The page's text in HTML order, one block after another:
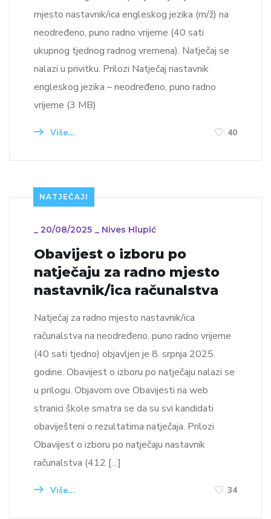
mjesto nastavnik/ica engleskog jezika (m/ž) na
neodređeno, puno radno vrijeme (40 sati
ukupnog tjednog radnog vremena). Natječaj se
nalazi u privitku. Prilozi Natječaj nastavnik
engleskog jezika – neodređeno, puno radno
vrijeme (3 MB)
Više... 40
NATJEČAJI
_ 20/08/2025 _ Nives Hlupić
Obavijest o izboru po
natječaju za radno mjesto
nastavnik/ica računalstva
Natječaj za radno mjesto nastavnik/ica
računalstva na neodređeno, puno radno vrijeme
(40 sati tjedno) objavljen je 8. srpnja 2025.
godine. Obavijest o izboru po natječaju nalazi se
u prilogu. Objavom ove Obavijesti na web
stranici škole smatra se da su svi kandidati
obaviješteni o rezultatima natječaja. Prilozi
Obavijest o izboru po natječaju nastavnik
računalstva (412 […]
Više... 34